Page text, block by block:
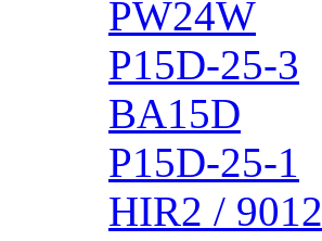
PW24W
P15D-25-3
BA15D
P15D-25-1
HIR2 / 9012